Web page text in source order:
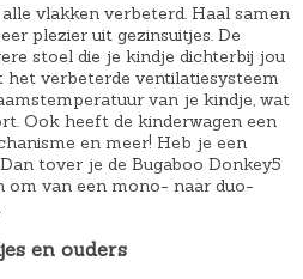
vlakken verbeterd. Haal samen
plezier uit gezinsuitjes. De
stoel die je kindje dichterbij jou
het verbeterde ventilatiesysteem
van je kindje, wat
Ook heeft de kinderwagen een
en meer! Heb je een
tover je de Bugaboo Donkey5
om van een mono- naar duo-
en ouders